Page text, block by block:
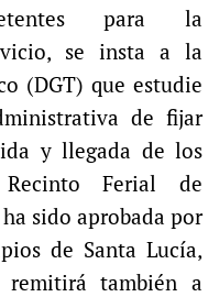
para la
se insta a la
(DGT) que estudie
de fijar
y llegada de los
Ferial de
sido aprobada por
de Santa Lucía,
también a